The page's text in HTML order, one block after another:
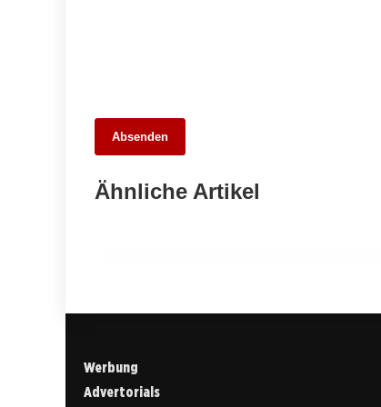
Absenden
Ähnliche Artikel
Die 10 besten Webdesigner und
Agenturen in Stuttgart – Unsere Stadt
Werbung
Advertorials